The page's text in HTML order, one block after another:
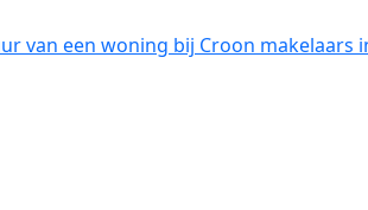
van een woning bij Croon makelaars